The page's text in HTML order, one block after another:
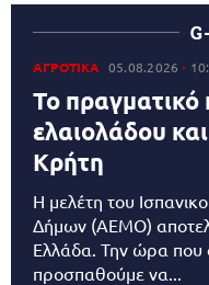
ΑΓΡΟΤΙΚΑ 05.08.2026
Το πραγματικό
ελαιολάδου
Κρήτη
Η μελέτη του
Δήμων (AEMO)
Ελλάδα. Την ώρα
προσπαθούμε να...